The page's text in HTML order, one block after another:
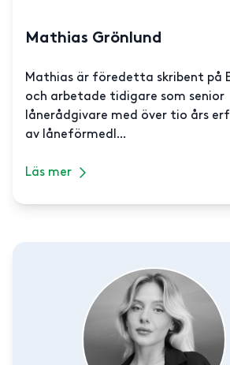
Mathias Grönlund
Mathias är föredetta skribent på
och arbetade tidigare som senior
lånerådgivare med över tio års
av låneförmedl...
Läs mer